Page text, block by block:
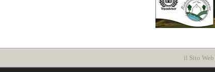
il Sito Web